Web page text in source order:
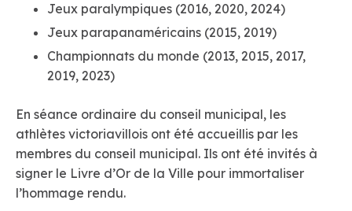
Jeux paralympiques (2016, 2020, 2024)
Jeux parapanaméricains (2015, 2019)
Championnats du monde (2013, 2015, 2017,
2019, 2023)
En séance ordinaire du conseil municipal, les
athlètes victoriavillois ont été accueillis par les
membres du conseil municipal. Ils ont été invités à
signer le Livre d’Or de la Ville pour immortaliser
l’hommage rendu.